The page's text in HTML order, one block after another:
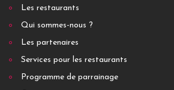
Les restaurants
Qui sommes-nous ?
Les partenaires
Services pour les restaurants
Programme de parrainage